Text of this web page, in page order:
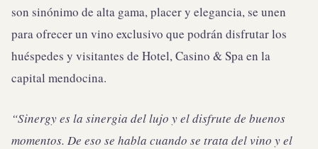
son sinónimo de alta gama, placer y elegancia, se unen
para ofrecer un vino exclusivo que podrán disfrutar los
huéspedes y visitantes de Hotel, Casino & Spa en la
capital mendocina.
“Sinergy es la sinergia del lujo y el disfrute de buenos
momentos. De eso se habla cuando se trata del vino y el